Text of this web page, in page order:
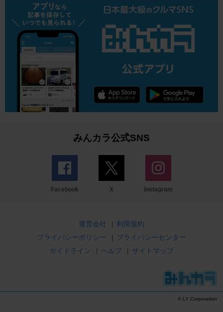
みんカラ公式SNS
Facebook X Instagram
運営会社 | 利用規約
プライバシーポリシー
| プライバシーセンター
ガイドライン
| ヘルプ | サイトマップ
© LY Corporation